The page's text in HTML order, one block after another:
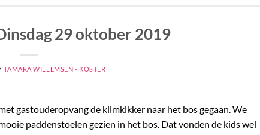
29 oktober 2019
TAMARA WILLEMSEN - KOSTER
gastouderopvang de klimkikker naar het bos gegaan. We
paddenstoelen gezien in het bos. Dat vonden de kids wel